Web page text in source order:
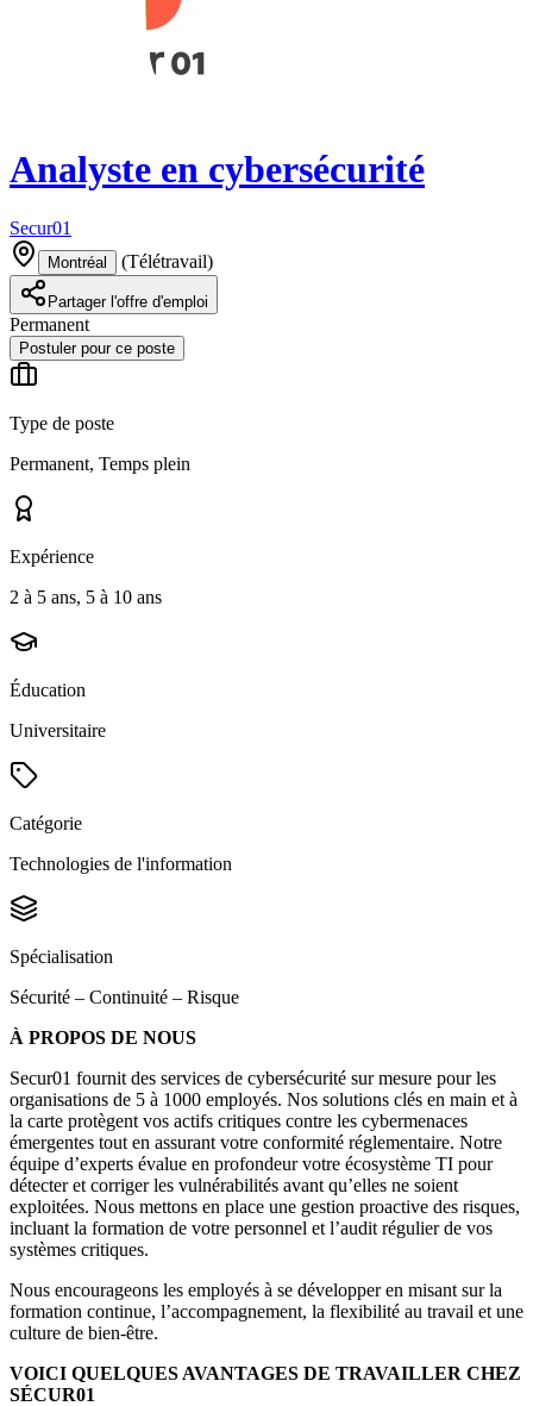
Analyste en cybersécurité
Secur01
Montréal (Télétravail)
Partager l'offre d'emploi
Permanent
Postuler pour ce poste
Type de poste
Permanent, Temps plein
Expérience
2 à 5 ans, 5 à 10 ans
Éducation
Universitaire
Catégorie
Technologies de l'information
Spécialisation
Sécurité – Continuité – Risque
À PROPOS DE NOUS
Secur01 fournit des services de cybersécurité sur mesure pour les
organisations de 5 à 1000 employés. Nos solutions clés en main et à
la carte protègent vos actifs critiques contre les cybermenaces
émergentes tout en assurant votre conformité réglementaire. Notre
équipe d’experts évalue en profondeur votre écosystème TI pour
détecter et corriger les vulnérabilités avant qu’elles ne soient
exploitées. Nous mettons en place une gestion proactive des risques,
incluant la formation de votre personnel et l’audit régulier de vos
systèmes critiques.
Nous encourageons les employés à se développer en misant sur la
formation continue, l’accompagnement, la flexibilité au travail et une
culture de bien-être.
VOICI QUELQUES AVANTAGES DE TRAVAILLER CHEZ
SÉCUR01